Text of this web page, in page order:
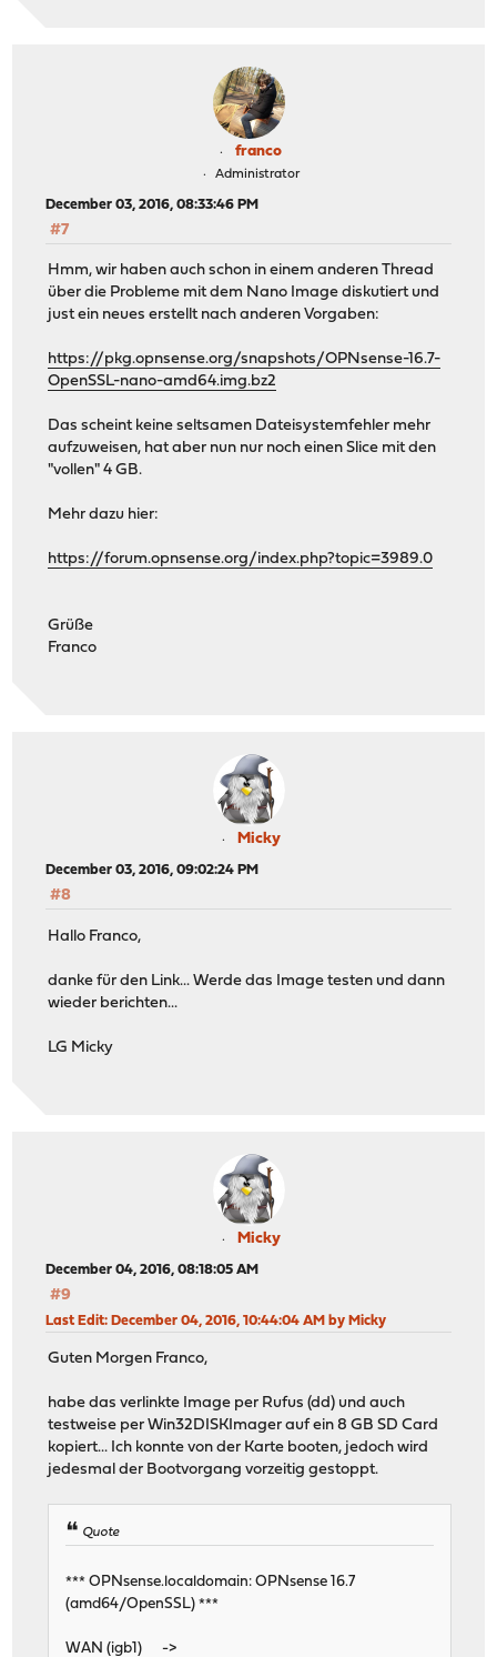
franco
Administrator
December 03, 2016, 08:33:46 PM
#7
Hmm, wir haben auch schon in einem anderen Thread
über die Probleme mit dem Nano Image diskutiert und
just ein neues erstellt nach anderen Vorgaben:
https://pkg.opnsense.org/snapshots/OPNsense-16.7-
OpenSSL-nano-amd64.img.bz2
Das scheint keine seltsamen Dateisystemfehler mehr
aufzuweisen, hat aber nun nur noch einen Slice mit den
"vollen" 4 GB.
Mehr dazu hier:
https://forum.opnsense.org/index.php?topic=3989.0
Grüße
Franco
Micky
December 03, 2016, 09:02:24 PM
#8
Hallo Franco,
danke für den Link... Werde das Image testen und dann
wieder berichten...
LG Micky
Micky
December 04, 2016, 08:18:05 AM
#9
Last Edit: December 04, 2016, 10:44:04 AM by Micky
Guten Morgen Franco,
habe das verlinkte Image per Rufus (dd) und auch
testweise per Win32DISKImager auf ein 8 GB SD Card
kopiert... Ich konnte von der Karte booten, jedoch wird
jedesmal der Bootvorgang vorzeitig gestoppt.
Quote
*** OPNsense.localdomain: OPNsense 16.7
(amd64/OpenSSL) ***
WAN (igb1) ->